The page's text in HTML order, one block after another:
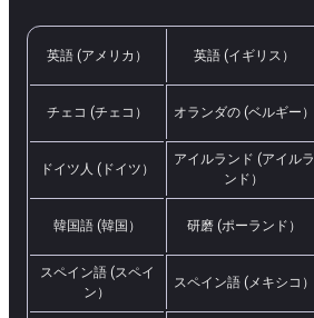
英語 (アメリカ） 英語 (イギリス）
チェコ (チェコ） オランダの (ベルギー）
ドイツ人 (ドイツ）
アイルランド (アイルラ
ンド）
韓国語 (韓国） 研磨 (ポーランド）
スペイン語 (スペイ
ン）
スペイン語 (メキシコ）